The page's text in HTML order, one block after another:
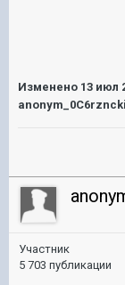
Изменено 13 июл
Участник
5 703 публикации